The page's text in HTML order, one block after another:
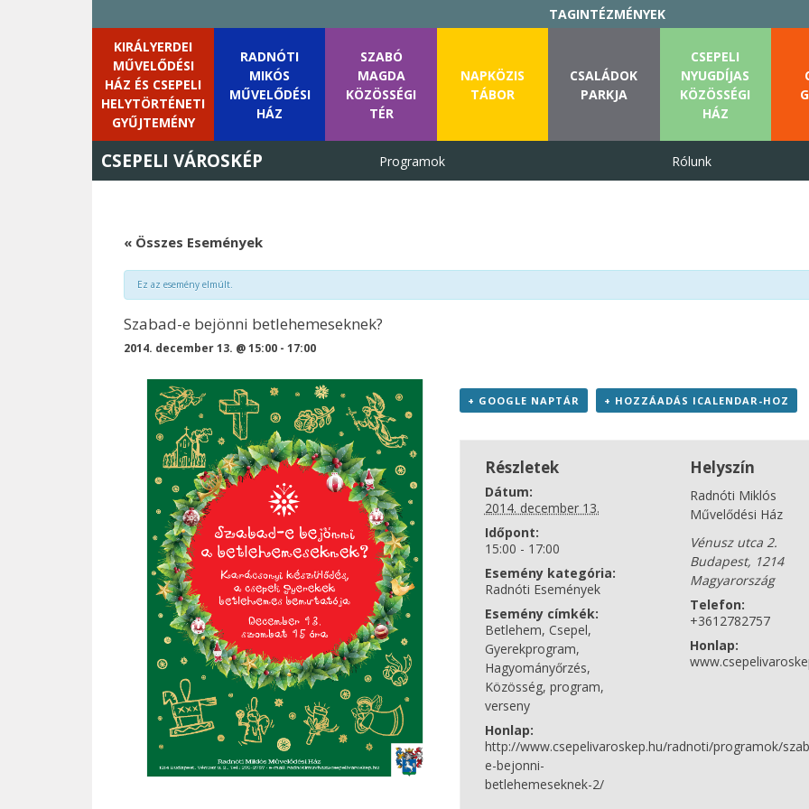
TAGINTÉZMÉNYEK
KIRÁLYERDEI
MŰVELŐDÉSI
HÁZ ÉS CSEPELI
HELYTÖRTÉNETI
GYŰJTEMÉNY
RADNÓTI
MIKÓS
MŰVELŐDÉSI
HÁZ
SZABÓ
MAGDA
KÖZÖSSÉGI
TÉR
NAPKÖZIS
TÁBOR
CSALÁDOK
PARKJA
CSEPELI
NYUGDÍJAS
KÖZÖSSÉGI
HÁZ
CSEPELI VÁROSKÉP Programok Rólunk
« Összes Események
Ez az esemény elmúlt.
Szabad-e bejönni betlehemeseknek?
2014. december 13. @ 15:00 - 17:00
+ GOOGLE NAPTÁR + HOZZÁADÁS ICALENDAR-HOZ
Részletek
Dátum:
2014. december 13.
Időpont:
15:00 - 17:00
Esemény kategória:
Radnóti Események
Esemény címkék:
Betlehem, Csepel,
Gyerekprogram,
Hagyományőrzés,
Közösség, program,
verseny
Honlap:
http://www.csepelivaroskep.hu/radnoti/programok/
e-bejonni-
betlehemeseknek-2/
Helyszín
Radnóti Miklós
Művelődési Ház
Vénusz utca 2.
Budapest, 1214
Magyarország
Telefon:
+3612782757
Honlap: